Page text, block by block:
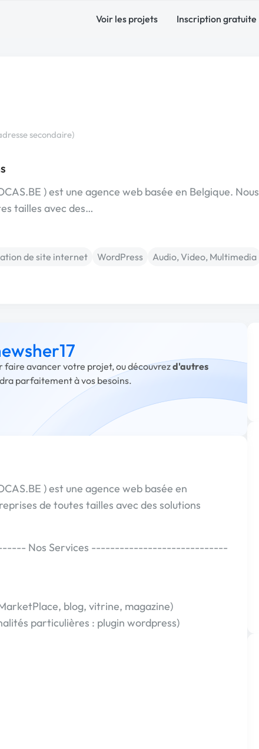
Voir les projets Inscription gratuite
secondaire)
) est une agence web basée en Belgique. Nous
tailles avec des…
de site internet WordPress
Audio, Video, Multimedia
faire avancer votre projet, ou découvrezd'autres
parfaitement à vos besoins.
) est une agence web basée en
de toutes tailles avec des solutions
Nos Services -----------------------------
blog, vitrine, magazine)
particulières : plugin wordpress)